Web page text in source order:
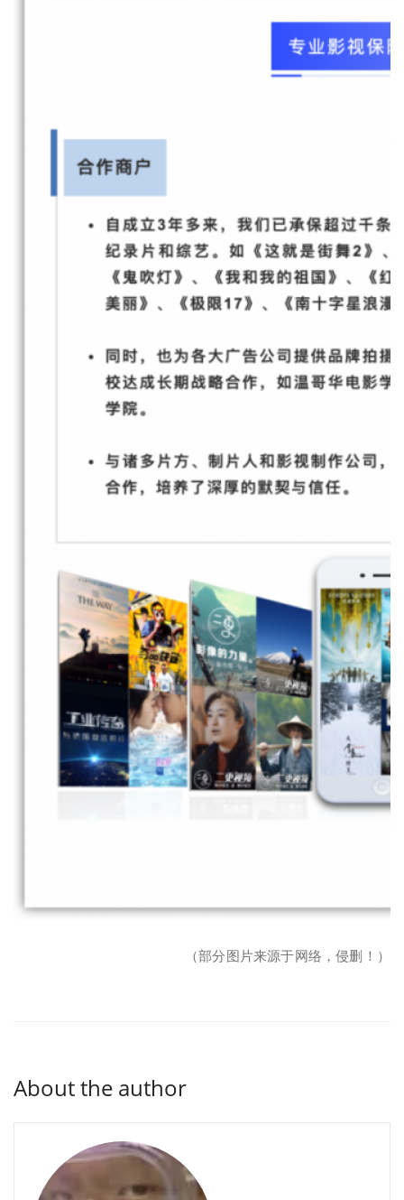
（部分图片来源于网络，侵删！）
About the author